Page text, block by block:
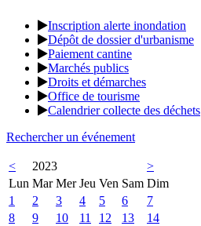
Inscription alerte inondation
Dépôt de dossier d'urbanisme
Paiement cantine
Marchés publics
Droits et démarches
Office de tourisme
Calendrier collecte des déchets
Rechercher un événement
< 2023
>
Lun Mar Mer Jeu Ven Sam Dim
1
2 3 4 5 6
7
8
9 10 11 12 13
14